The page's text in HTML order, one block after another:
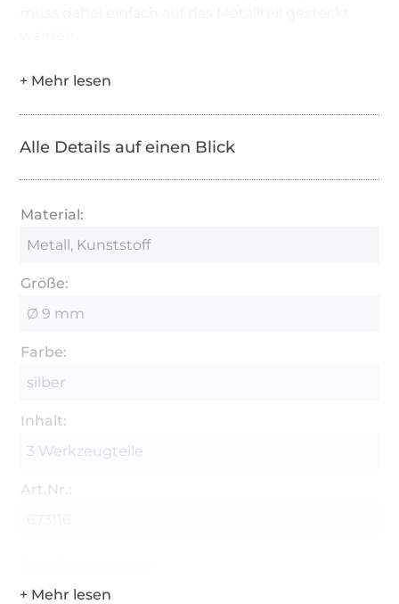
Alle Details auf einen Blick
Material:
Metall, Kunststoff
Größe:
Ø 9 mm
Farbe:
silber
Inhalt:
3 Werkzeugteile
Art.Nr.: